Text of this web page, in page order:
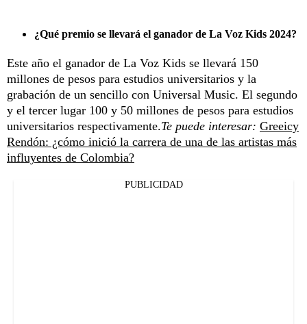
¿Qué premio se llevará el ganador de La Voz Kids 2024?
Este año el ganador de La Voz Kids se llevará 150
millones de pesos para estudios universitarios y la
grabación de un sencillo con Universal Music. El segundo
y el tercer lugar 100 y 50 millones de pesos para estudios
universitarios respectivamente.Te puede interesar: Greeicy
Rendón: ¿cómo inició la carrera de una de las artistas más
influyentes de Colombia?
PUBLICIDAD